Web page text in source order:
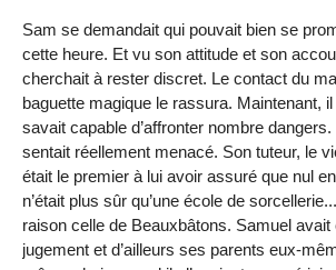
Sam se demandait qui pouvait bien se
cette heure. Et vu son attitude et son
cherchait à rester discret. Le contact du
baguette magique le rassura. Maintenant,
savait capable d’affronter nombre dangers.
sentait réellement menacé. Son tuteur, le
était le premier à lui avoir assuré que nul
n’était plus sûr qu’une école de
raison celle de Beauxbâtons. Samuel
jugement et d’ailleurs ses parents eux-